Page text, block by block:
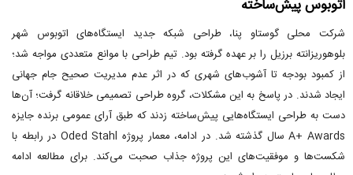
اتوبوس پیش‌ساخته
شرکت محلی گوستاو پنا، طراحی شبکه جدید ایستگاه‌های اتوبوس شهر
بلوهوریزانته برزیل را بر عهده گرفته بود. تیم طراحی با موانع متعددی مواجه شد؛
از کمبود بودجه تا آشوب‌های شهری که در اثر عدم مدیریت صحیح جام جهانی
ایجاد شدند. در پاسخ به این مشکلات، گروه طراحی تصمیمی خلاقانه گرفت؛ آن‌ها
دست به طراحی ایستگاه‌هایی پیش‌ساخته زدند که طبق آرای عمومی برنده جایزه
A+ Awards سال گذشته شد. در ادامه، معمار پروژه Oded Stahl در رابطه با
شکست‌ها و موفقیت‌های این پروژه جذاب صحبت می‌کند. برای مطالعه ادامه